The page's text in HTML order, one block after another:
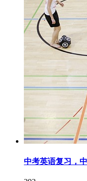
中考英语复习，